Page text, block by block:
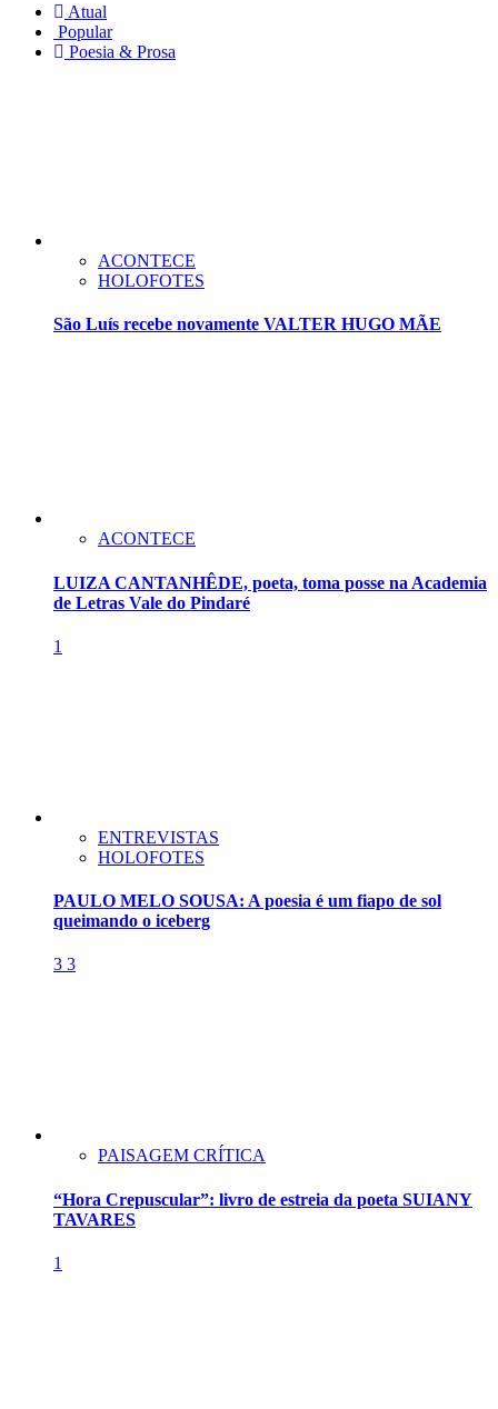
Atual
Popular
Poesia & Prosa
ACONTECE
HOLOFOTES
São Luís recebe novamente VALTER HUGO MÃE
ACONTECE
LUIZA CANTANHÊDE, poeta, toma posse na Academia
de Letras Vale do Pindaré
1
ENTREVISTAS
HOLOFOTES
PAULO MELO SOUSA: A poesia é um fiapo de sol
queimando o iceberg
3 3
PAISAGEM CRÍTICA
“Hora Crepuscular”: livro de estreia da poeta SUIANY
TAVARES
1